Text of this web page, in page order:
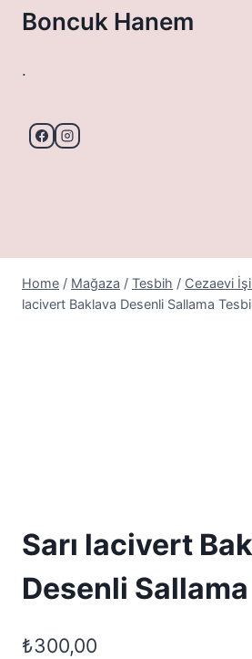
SkipBoncuk Hanem
.
Home / Mağaza / Tesbih / Cezaevi
lacivert Baklava Desenli Sallama
Sarı lacivert
Desenli
₺300,00